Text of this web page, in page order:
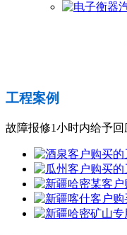
工程案例
故障报修1小时内给予